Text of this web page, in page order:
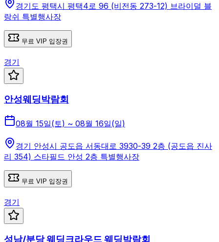
경기도 평택시 평택4로 96 (비전동 273-12) 브라이덜 블
랑쉬 특별행사장
무료 VIP 입장권
경기
안성웨딩박람회
08월 15일(토) ~ 08월 16일(일)
경기 안성시 공도읍 서동대로 3930-39 2층 (공도읍 진사
리 354) 스타필드 안성 2층 특별행사장
무료 VIP 입장권
경기
성남/분당 웨딩크라우드 웨딩박람회